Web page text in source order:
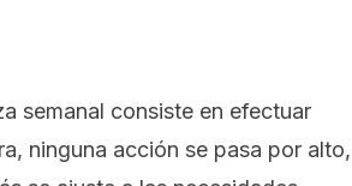
semanal consiste en efectuar
ninguna acción se pasa por alto,